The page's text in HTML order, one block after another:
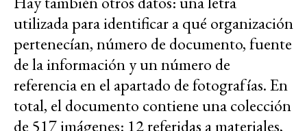
utilizada para identificar a qué organización
pertenecían, número de documento, fuente
de la información y un número de
referencia en el apartado de fotografías. En
total, el documento contiene una colección
de 517 imágenes: 12 referidas a materiales,